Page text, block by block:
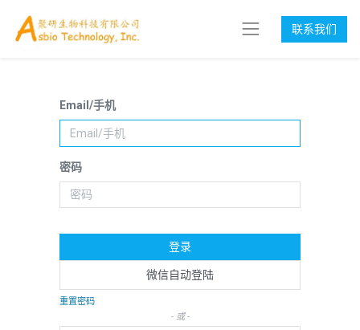
联系我们
Email/手机
密码
登录
微信自动登陆
重置密码
- 或 -